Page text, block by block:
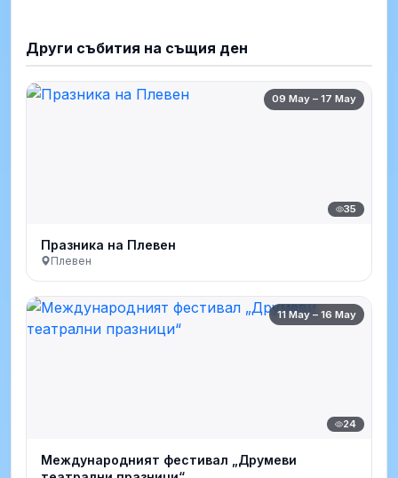
Други събития на същия ден
09 May – 17 May
35
Празника на Плевен
Плевен
11 May – 16 May
24
Международният фестивал „Друмеви